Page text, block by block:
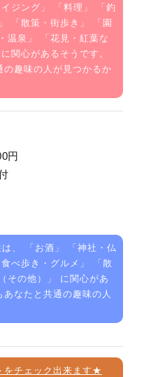
ジング 」 「 料理 」 「 釣
」 「 散策・街歩き 」 「 園
温泉 」 「 花見・紅葉な
に関心があるそうです。
趣味の人が見つかるか
円
、 「 お酒 」 「 神社・仏
食べ歩き・グルメ 」 「 散
その他）
」 に関心があ
なたと共通の趣味の人
をチェック出来ます★